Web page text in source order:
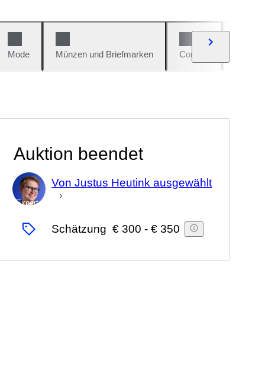
Mode Münzen und Briefmarken Comics
Auktion beendet
Experte
Von Justus Heutink ausgewählt
Schätzung € 300 - € 350